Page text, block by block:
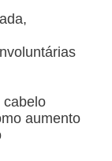
cabelo
aumento